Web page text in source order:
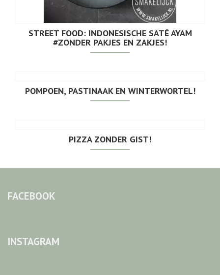
STREET FOOD: INDONESISCHE SATÉ AYAM
#ZONDER PAKJES EN ZAKJES!
POMPOEN, PASTINAAK EN WINTERWORTEL!
PIZZA ZONDER GIST!
FACEBOOK
INSTAGRAM